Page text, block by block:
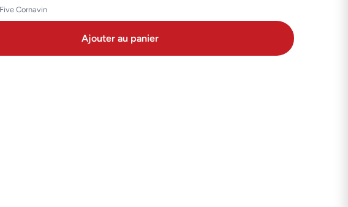
Cornavin
Ajouter au panier